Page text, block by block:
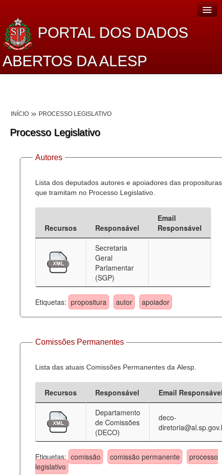
PORTAL DOS DADOS
ABERTOS DA ALESP
Lei de Acesso à Informação
Dados Governamentais Abertos
Planejamento
Catálogo de dados
Deputados Estaduais
Administração
Agenda
Perguntas frequentes
Contato
INÍCIO PROCESSO LEGISLATIVO
Processo Legislativo
Autores
Lista dos deputados autores e apoiadores das proposituras
que tramitam no Processo Legislativo.
Recursos Responsável
Email
Responsável
Secretaria
Geral
Parlamentar
(SGP)
Etiquetas: propositura autor apoiador
Comissões Permanentes
Lista das atuais Comissões Permanentes da Alesp.
Recursos Responsável
Email
Departamento
de Comissões
(DECO)
deco-
Etiquetas: comissão comissão permanente
processo
legislativo